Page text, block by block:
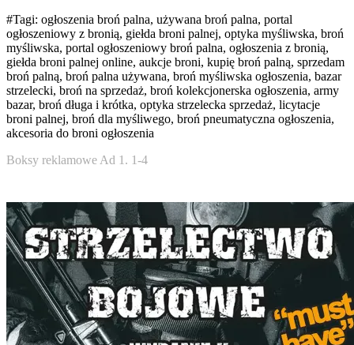
#Tagi: ogłoszenia broń palna, używana broń palna, portal
ogłoszeniowy z bronią, giełda broni palnej, optyka myśliwska, broń
myśliwska, portal ogłoszeniowy broń palna, ogłoszenia z bronią,
giełda broni palnej online, aukcje broni, kupię broń palną, sprzedam
broń palną, broń palna używana, broń myśliwska ogłoszenia, bazar
strzelecki, broń na sprzedaż, broń kolekcjonerska ogłoszenia, army
bazar, broń długa i krótka, optyka strzelecka sprzedaż, licytacje
broni palnej, broń dla myśliwego, broń pneumatyczna ogłoszenia,
akcesoria do broni ogłoszenia
Boksy reklamowe Ad 1. 1-4